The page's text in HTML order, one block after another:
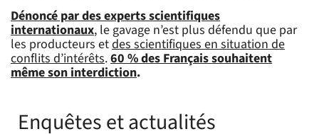
Dénoncé par des experts scientifiques
internationaux, le gavage n’est plus défendu que par
les producteurs etdes scientifiques en situation de
conflits d’intérêts.60 % des Français souhaitent
même son interdiction.
Enquêtes et actualités